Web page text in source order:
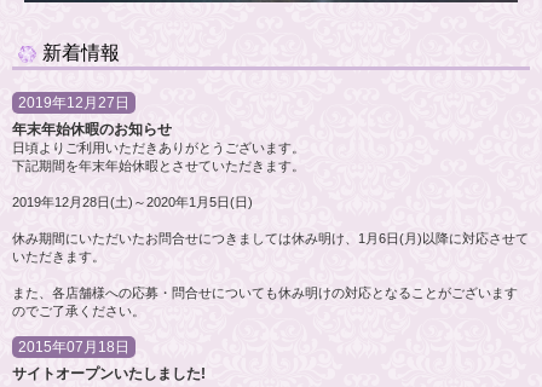
新着情報
2019年12月27日
年末年始休暇のお知らせ
日頃よりご利用いただきありがとうございます。
下記期間を年末年始休暇とさせていただきます。
2019年12月28日(土)～2020年1月5日(日)
休み期間にいただいたお問合せにつきましては休み明け、1月6日(月)以降に対応させて
いただきます。
また、各店舗様への応募・問合せについても休み明けの対応となることがございます
のでご了承ください。
2015年07月18日
サイトオープンいたしました!